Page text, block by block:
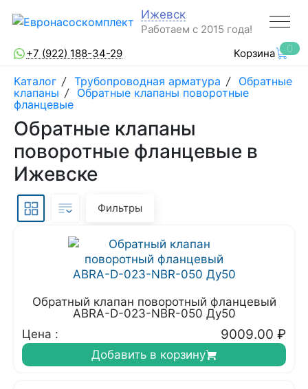
Ижевск
Работаем с 2015 года!
+7 (922) 188-34-29
Корзина 0
Каталог / Трубопроводная арматура / Обратные
клапаны / Обратные клапаны поворотные
фланцевые
Обратные клапаны
поворотные фланцевые в
Ижевске
Фильтры
Обратный клапан поворотный фланцевый
ABRA-D-023-NBR-050 Ду50
Цена :
9009.00 ₽
Добавить в корзину